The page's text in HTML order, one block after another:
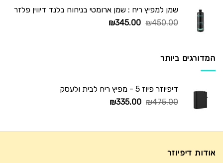
שמן למפיץ ריח : שמן ארומטי בניחוח בלנד דיווין פלזר
₪450.00
המחיר
₪345.00
המחיר
המדורגים ביותר
דיפיוזר פיוז 5 - מפיץ ריח לבית ולעסק
₪475.00
המחיר
₪475.00.
₪335.00
המחיר
₪335.00.
אודות דיפיוזר